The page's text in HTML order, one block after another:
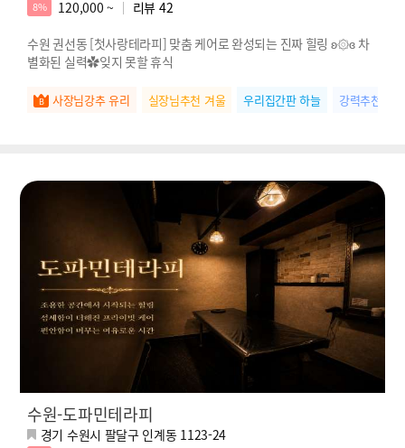
8% 120,000 ~ 리뷰 42
수원 권선동 [첫사랑테라피] 맞춤 케어로 완성되는 진짜 힐링 ʚ۞ɞ 차
별화된 실력✿잊지 못할 휴식
사장님강추 유리 실장님추천 겨울 우리집간판 하늘 강력추천 초아
수원-도파민테라피
경기 수원시 팔달구 인계동 1123-24